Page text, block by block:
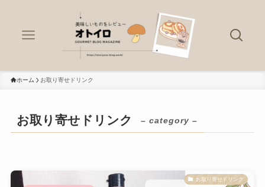
ホーム お取り寄せドリンク
お取り寄せドリンク – category –
お取り寄せドリンク